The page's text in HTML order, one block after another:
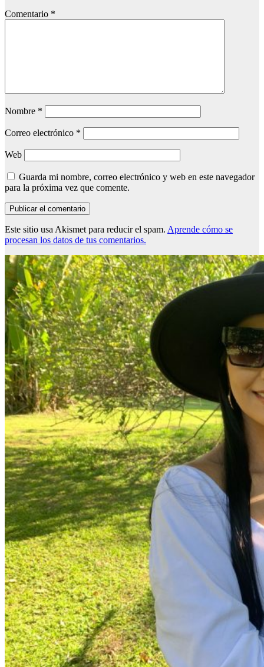
Comentario *
Nombre *
Correo electrónico *
Web
Guarda mi nombre, correo electrónico y web en este navegador
para la próxima vez que comente.
Este sitio usa Akismet para reducir el spam. Aprende cómo se
procesan los datos de tus comentarios.